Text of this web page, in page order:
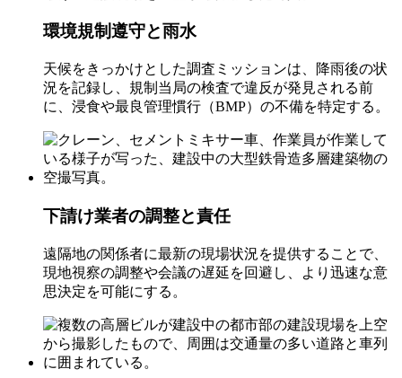
環境規制遵守と雨水
天候をきっかけとした調査ミッションは、降雨後の状
況を記録し、規制当局の検査で違反が発見される前
に、浸食や最良管理慣行（BMP）の不備を特定する。
下請け業者の調整と責任
遠隔地の関係者に最新の現場状況を提供することで、
現地視察の調整や会議の遅延を回避し、より迅速な意
思決定を可能にする。